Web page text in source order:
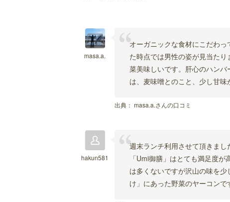
masa.a.
オーガニックな食材にこだわ
た時点では男性の姿が見当た
菜美味しいです。肝心のハン
は、麦味噌とのこと、少し甘味
出典： masa.a.さんの口コミ
hakun581
週末ランチ利用させて頂きま
「Umi御膳」はとても満足度
は多くないですが沢山の味を
け」にあった野菜のヤーコンで